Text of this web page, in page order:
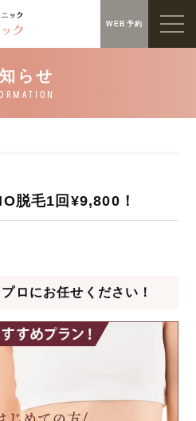
WEB予約
脱毛1回¥9,800！
ロにお任せください！